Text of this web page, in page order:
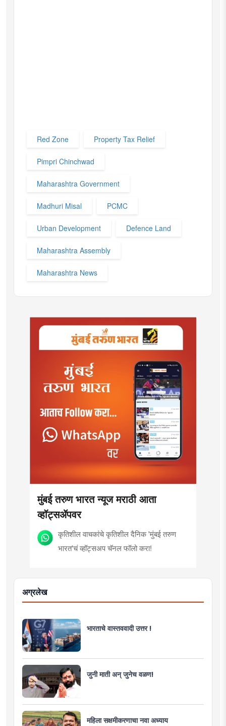
Red Zone Property Tax Relief
Pimpri Chinchwad
Maharashtra Government
Madhuri Misal PCMC
Urban Development Defence Land
Maharashtra Assembly
Maharashtra News
मुंबई तरुण भारत न्यूज मराठी आता
व्हॉट्सॲपवर
कृतिशील वाचकांचे कृतिशील दैनिक 'मुंबई तरुण
भारत'चं व्हॉट्सअप चॅनल फॉलो करा!
अग्रलेख
भारताचे वास्तववादी उत्तर !
जुनी माती अन् जुनेच वळण!
महिला सक्षमीकरणाचा नवा अध्याय